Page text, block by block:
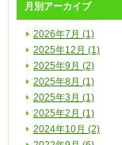
月別アーカイブ
2026年7月 (1)
2025年12月 (1)
2025年9月 (2)
2025年8月 (1)
2025年3月 (1)
2025年2月 (1)
2024年10月 (2)